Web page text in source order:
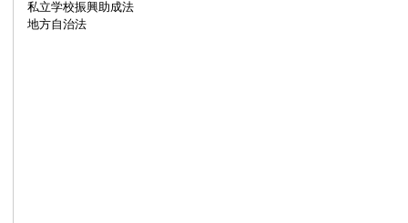
私立学校振興助成法
地方自治法